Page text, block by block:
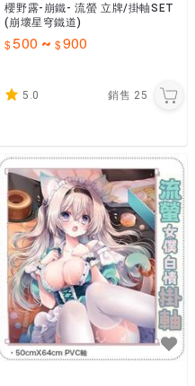
櫻野露-崩鐵- 流螢 立牌/掛軸SET
(崩壞星穹鐵道)
500 ~ 900
5.0 銷售 25